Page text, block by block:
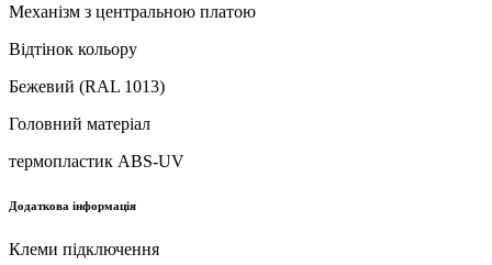
Механізм з центральною платою
Відтінок кольору
Бежевий (RAL 1013)
Головний матеріал
термопластик ABS-UV
Додаткова інформація
Клеми підключення